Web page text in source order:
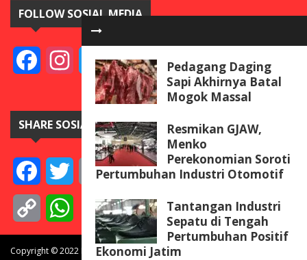
Pedagang Daging
Sapi Akhirnya Batal
Mogok Massal
Resmikan GJAW,
Menko
Perekonomian Soroti
Pertumbuhan Industri Otomotif
Tantangan Industri
Sepatu di Tengah
Pertumbuhan Positif
Ekonomi Jatim
FOLLOW SOSIAL MEDIA
FacebookInstagramTwitterYouTube
SHARE SOSIAL MEDIA
FacebookTwitterEmail TelegramLine Messenger
Gmail
Copy
Link
WhatsApp
Copyright © 2022 BISNISdanINVEST.com. All rights reserved.